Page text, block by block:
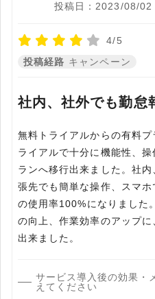
投稿日：2023/08/02
4/5
投稿経路 キャンペーン
社内、社外でも勤怠
無料トライアルからの有料
ライアルで十分に機能性、
ランへ移行出来ました。社
張先でも簡単な操作、スマ
の使用率100%になりました
の向上、作業効率のアップ
出来ました。
サービス導入後の効果・
えてください